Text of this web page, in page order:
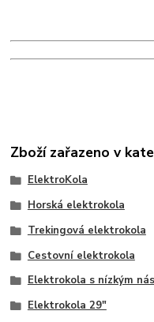
Zboží zařazeno v
ElektroKola
Horská elektrokola
Trekingová elektrokola
Cestovní elektrokola
Elektrokola s nízkým
Elektrokola 29"